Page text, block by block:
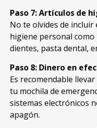
Paso 7: Artículos de
No te olvides de
higiene personal
dientes, pasta dental,
Paso 8: Dinero en
Es recomendable
tu mochila de
sistemas electrónicos
apagón.